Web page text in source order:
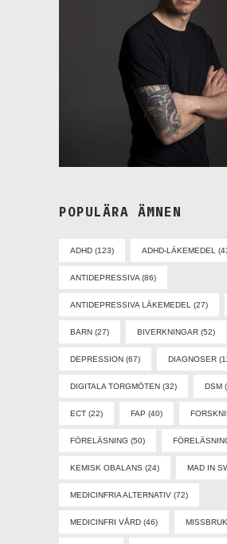
POPULÄRA ÄMNEN
ADHD (123) ADHD-LÄKEMEDEL
ANTIDEPRESSIVA (86)
ANTIDEPRESSIVA LÄKEMEDEL (27)
BARN (27) BIVERKNINGAR (52)
DEPRESSION (67) DIAGNOSER
DIGITALA TORGMÖTEN (32) DSM
ECT (22) FAP (40)
FÖRELÄSNING (50)
KEMISK OBALANS (24) MAD IN
MEDICINFRIA ALTERNATIV (72)
MEDICINFRI VÅRD (46) MISSBRUK